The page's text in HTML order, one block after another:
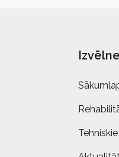
Izvēlne